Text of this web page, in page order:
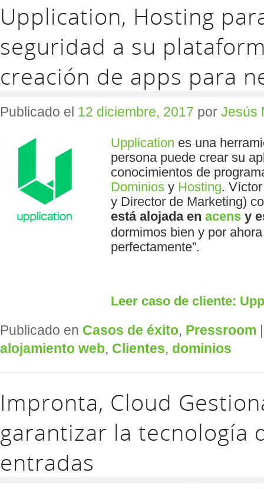
Upplication, Hosting
seguridad a su
creación de apps para
Publicado el 12 diciembre, 2017 por Jesús
Upplication es una
persona puede crear su
conocimientos de
Dominiosy Hosting.
y Director de Marketing)
está alojada en acensy
dormimos bien y por
perfectamente”.
Leer caso de cliente:
Publicado en Casos de éxito, Pressroom
alojamiento web, Clientes, dominios
Impronta, Cloud
garantizar la tecnología
entradas